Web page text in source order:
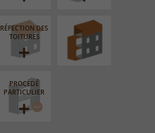
RÉFECTION DES
TOITURES
PROCÉDÉ
PARTICULIER